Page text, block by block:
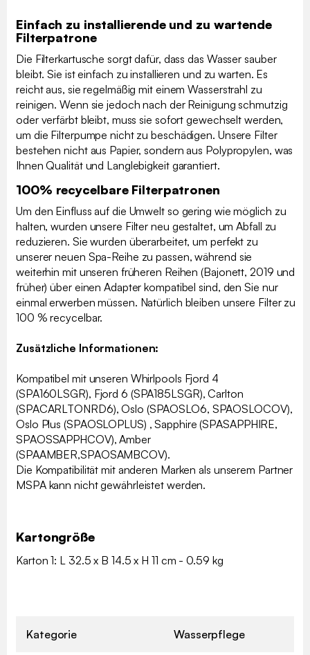
Einfach zu installierende und zu wartende
Filterpatrone
Die Filterkartusche sorgt dafür, dass das Wasser sauber
bleibt. Sie ist einfach zu installieren und zu warten. Es
reicht aus, sie regelmäßig mit einem Wasserstrahl zu
reinigen. Wenn sie jedoch nach der Reinigung schmutzig
oder verfärbt bleibt, muss sie sofort gewechselt werden,
um die Filterpumpe nicht zu beschädigen. Unsere Filter
bestehen nicht aus Papier, sondern aus Polypropylen, was
Ihnen Qualität und Langlebigkeit garantiert.
100% recycelbare Filterpatronen
Um den Einfluss auf die Umwelt so gering wie möglich zu
halten, wurden unsere Filter neu gestaltet, um Abfall zu
reduzieren. Sie wurden überarbeitet, um perfekt zu
unserer neuen Spa-Reihe zu passen, während sie
weiterhin mit unseren früheren Reihen (Bajonett, 2019 und
früher) über einen Adapter kompatibel sind, den Sie nur
einmal erwerben müssen. Natürlich bleiben unsere Filter zu
100 % recycelbar.
Zusätzliche Informationen:
Kompatibel mit unseren Whirlpools Fjord 4
(SPA160LSGR), Fjord 6 (SPA185LSGR), Carlton
(SPACARLTONRD6), Oslo (SPAOSLO6, SPAOSLOCOV),
Oslo Plus (SPAOSLOPLUS) , Sapphire (SPASAPPHIRE,
SPAOSSAPPHCOV), Amber
(SPAAMBER,SPAOSAMBCOV).
Die Kompatibilität mit anderen Marken als unserem Partner
MSPA kann nicht gewährleistet werden.
Kartongröße
Karton 1: L 32.5 x B 14.5 x H 11 cm - 0.59 kg
Kategorie Wasserpflege